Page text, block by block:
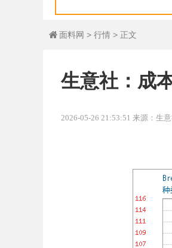
 面料网 > 行情 > 正文
生意社：成
2026-05-26 21:53:51 来源：生